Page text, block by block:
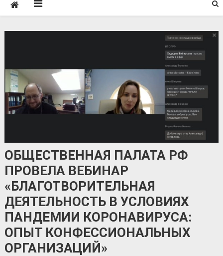
ОБЩЕСТВЕННАЯ ПАЛАТА РФ
ПРОВЕЛА ВЕБИНАР
«БЛАГОТВОРИТЕЛЬНАЯ
ДЕЯТЕЛЬНОСТЬ В УСЛОВИЯХ
ПАНДЕМИИ КОРОНАВИРУСА:
ОПЫТ КОНФЕССИОНАЛЬНЫХ
ОРГАНИЗАЦИЙ»